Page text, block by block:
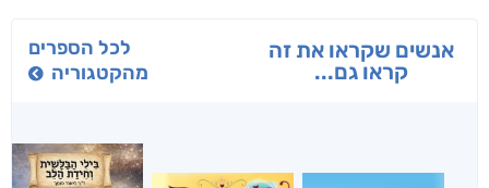
אנשים שקראו את זה
קראו גם...
לכל הספרים
מהקטגוריה